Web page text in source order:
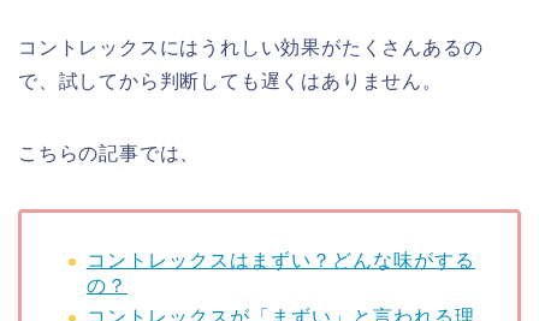
コントレックスにはうれしい効果がたくさんあるの
で、試してから判断しても遅くはありません。
こちらの記事では、
コントレックスはまずい？どんな味がする
の？